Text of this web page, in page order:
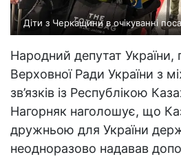
Діти з Черкащини в очікуванні
Народний депутат України,
Верховної Ради України з
зв’язків із Республікою
Нагорняк наголошує, що
дружньою для України
неодноразово надавав